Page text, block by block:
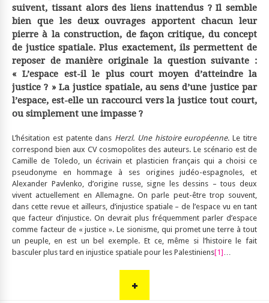
suivent, tissant alors des liens inattendus ? Il semble
bien que les deux ouvrages apportent chacun leur
pierre à la construction, de façon critique, du concept
de justice spatiale. Plus exactement, ils permettent de
reposer de manière originale la question suivante :
« L’espace est-il le plus court moyen d’atteindre la
justice ? » La justice spatiale, au sens d’une justice par
l’espace, est-elle un raccourci vers la justice tout court,
ou simplement une impasse ?
L’hésitation est patente dans Herzl. Une histoire européenne. Le titre
correspond bien aux CV cosmopolites des auteurs. Le scénario est de
Camille de Toledo, un écrivain et plasticien français qui a choisi ce
pseudonyme en hommage à ses origines judéo-espagnoles, et
Alexander Pavlenko, d’origine russe, signe les dessins – tous deux
vivent actuellement en Allemagne. On parle peut-être trop souvent,
dans cette revue et ailleurs, d’injustice spatiale – de l’espace vu en tant
que facteur d’injustice. On devrait plus fréquemment parler d’espace
comme facteur de « justice ». Le sionisme, qui promet une terre à tout
un peuple, en est un bel exemple. Et ce, même si l’histoire le fait
basculer plus tard en injustice spatiale pour les Palestiniens[1]